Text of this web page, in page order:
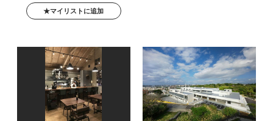
マイリストに追加